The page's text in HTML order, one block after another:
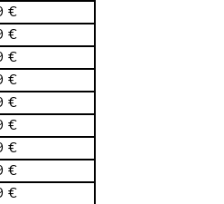
€
€
€
€
€
€
€
€
€